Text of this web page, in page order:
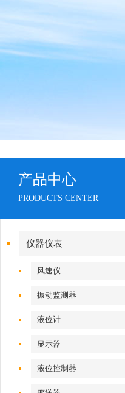
产品中心
PRODUCTS CENTER
仪器仪表
风速仪
振动监测器
液位计
显示器
液位控制器